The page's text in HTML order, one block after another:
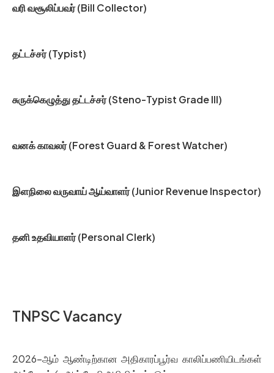
வரி வசூலிப்பவர் (Bill Collector)
தட்டச்சர் (Typist)
சுருக்கெழுத்து தட்டச்சர் (Steno-Typist Grade III)
வனக் காவலர் (Forest Guard & Forest Watcher)
இளநிலை வருவாய் ஆய்வாளர் (Junior Revenue Inspector)
தனி உதவியாளர் (Personal Clerk)
TNPSC Vacancy
2026-ஆம் ஆண்டிற்கான அதிகாரப்பூர்வ காலிப்பணியிடங்கள்